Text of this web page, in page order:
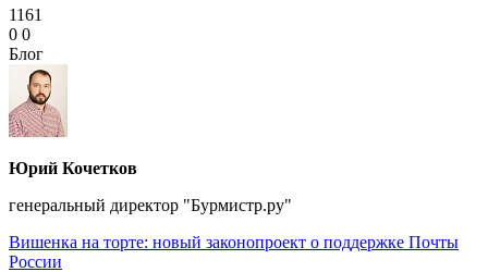
1161
0 0
Блог
Юрий Кочетков
генеральный директор "Бурмистр.ру"
Вишенка на торте: новый законопроект о поддержке Почты
России